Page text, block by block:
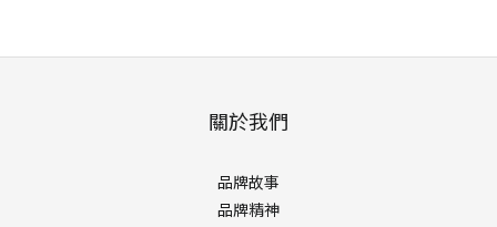
關於我們
品牌故事
品牌精神